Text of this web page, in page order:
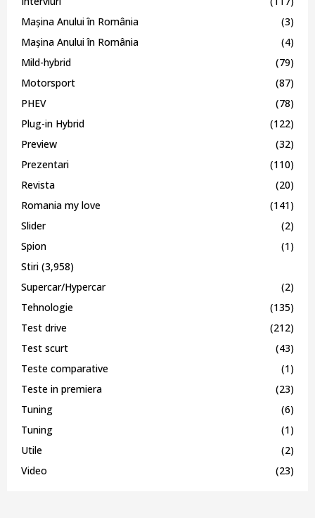
Mașina Anului în România
(3)
Mașina Anului în România
(4)
Mild-hybrid
(79)
Motorsport
(87)
PHEV
(78)
Plug-in Hybrid
(122)
Preview
(32)
Prezentari
(110)
Revista
(20)
Romania my love
(141)
Slider
(2)
Spion
(1)
Stiri (3,958)
Supercar/Hypercar
(2)
Tehnologie
(135)
Test drive
(212)
Test scurt
(43)
Teste comparative
(1)
Teste in premiera
(23)
Tuning
(6)
Tuning
(1)
Utile
(2)
Video
(23)